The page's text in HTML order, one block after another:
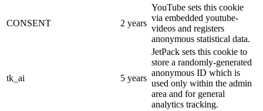
CONSENT 2 years
YouTube sets this cookie
via embedded youtube-
videos and registers
anonymous statistical data.
tk_ai 5 years
JetPack sets this cookie to
store a randomly-generated
anonymous ID which is
used only within the admin
area and for general
analytics tracking.